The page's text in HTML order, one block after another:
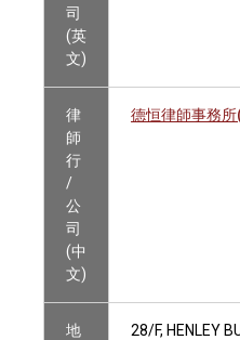
司
(英
文)
律
師
行
/
公
司
(中
文)
德恒律師事務
地
28/F, HENLEY